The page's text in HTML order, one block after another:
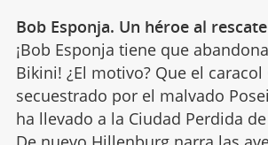
Bob Esponja. Un héroe al rescate
¡Bob Esponja tiene que
Bikini! ¿El motivo? Que el
secuestrado por el malvado
ha llevado a la Ciudad Perdida